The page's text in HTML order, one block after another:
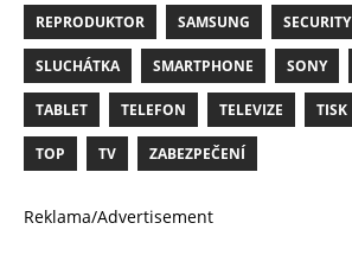
REPRODUKTOR SAMSUNG SECURITY
SLUCHÁTKA SMARTPHONE SONY
TABLET TELEFON TELEVIZE TISK
TOP TV ZABEZPEČENÍ
Reklama/Advertisement